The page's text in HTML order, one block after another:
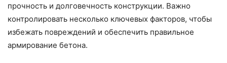
прочность и долговечность конструкции. Важно
контролировать несколько ключевых факторов, чтобы
избежать повреждений и обеспечить правильное
армирование бетона.